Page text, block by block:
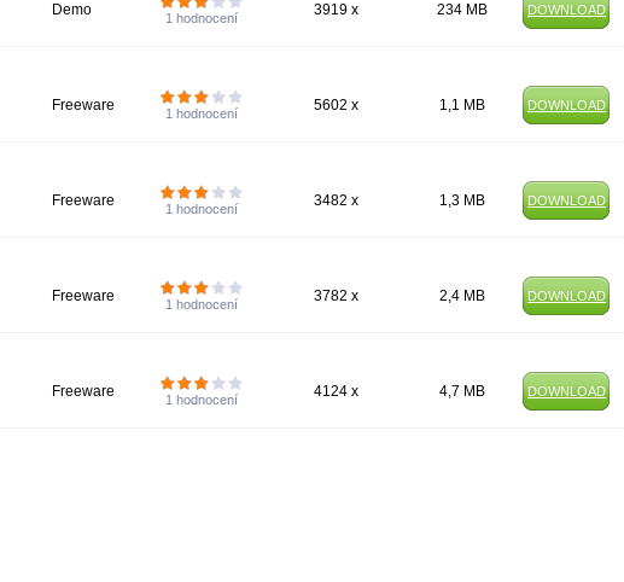
Demo 1 hodnocení 3919 x 234 MB DOWNLOAD
Freeware 1 hodnocení 5602 x 1,1 MB DOWNLOAD
Freeware 1 hodnocení 3482 x 1,3 MB DOWNLOAD
Freeware 1 hodnocení 3782 x 2,4 MB DOWNLOAD
Freeware 1 hodnocení 4124 x 4,7 MB DOWNLOAD